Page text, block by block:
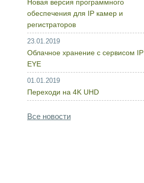
Новая версия программного
обеспечения для IP камер и
регистраторов
23.01.2019
Облачное хранение с сервисом IP
EYE
01.01.2019
Переходи на 4K UHD
Все новости